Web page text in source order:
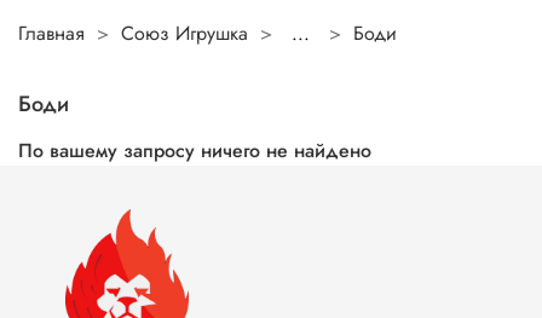
Главная Союз Игрушка ... Боди
Боди
По вашему запросу ничего не найдено